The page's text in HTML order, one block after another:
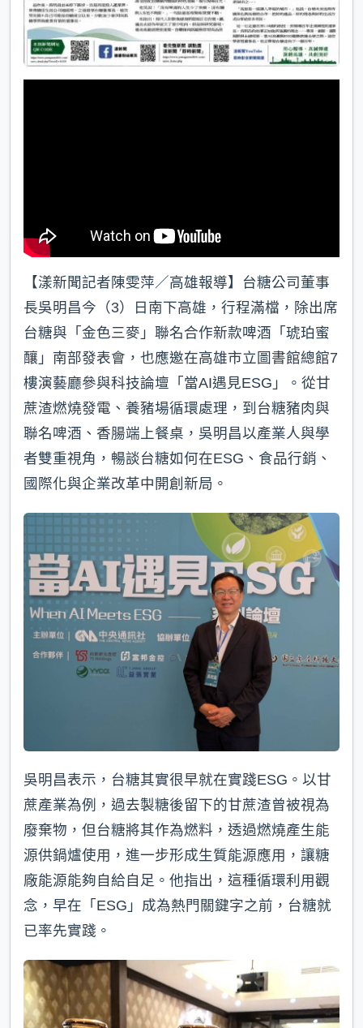
【漾新聞記者陳雯萍／高雄報導】台糖公司董事
長吳明昌今（3）日南下高雄，行程滿檔，除出席
台糖與「金色三麥」聯名合作新款啤酒「琥珀蜜
釀」南部發表會，也應邀在高雄市立圖書館總館7
樓演藝廳參與科技論壇「當AI遇見ESG」。從甘
蔗渣燃燒發電、養豬場循環處理，到台糖豬肉與
聯名啤酒、香腸端上餐桌，吳明昌以產業人與學
者雙重視角，暢談台糖如何在ESG、食品行銷、
國際化與企業改革中開創新局。
吳明昌表示，台糖其實很早就在實踐ESG。以甘
蔗產業為例，過去製糖後留下的甘蔗渣曾被視為
廢棄物，但台糖將其作為燃料，透過燃燒產生能
源供鍋爐使用，進一步形成生質能源應用，讓糖
廠能源能夠自給自足。他指出，這種循環利用觀
念，早在「ESG」成為熱門關鍵字之前，台糖就
已率先實踐。